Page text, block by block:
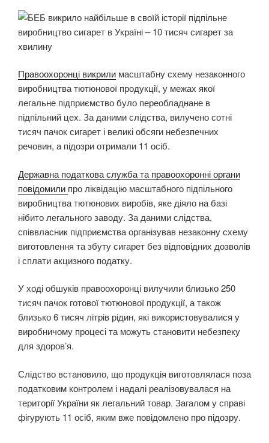
Правоохоронці викрили масштабну схему незаконного
виробництва тютюнової продукції, у межах якої
легальне підприємство було переобладнане в
підпільний цех. За даними слідства, вилучено сотні
тисяч пачок сигарет і великі обсяги небезпечних
речовин, а підозри отримали 11 осіб.
Державна податкова служба та правоохоронні органи
повідомили про ліквідацію масштабного підпільного
виробництва тютюнових виробів, яке діяло на базі
нібито легального заводу. За даними слідства,
співвласник підприємства організував незаконну схему
виготовлення та збуту сигарет без відповідних дозволів
і сплати акцизного податку.
У ході обшуків правоохоронці вилучили близько 250
тисяч пачок готової тютюнової продукції, а також
близько 6 тисяч літрів рідин, які використовувалися у
виробничому процесі та можуть становити небезпеку
для здоров’я.
Слідство встановило, що продукція виготовлялася поза
податковим контролем і надалі реалізовувалася на
території України як легальний товар. Загалом у справі
фігурують 11 осіб, яким вже повідомлено про підозру.